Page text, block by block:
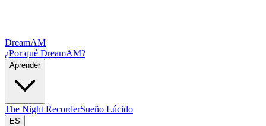
DreamAM
¿Por qué DreamAM?
Aprender
The Night RecorderSueño Lúcido
ES